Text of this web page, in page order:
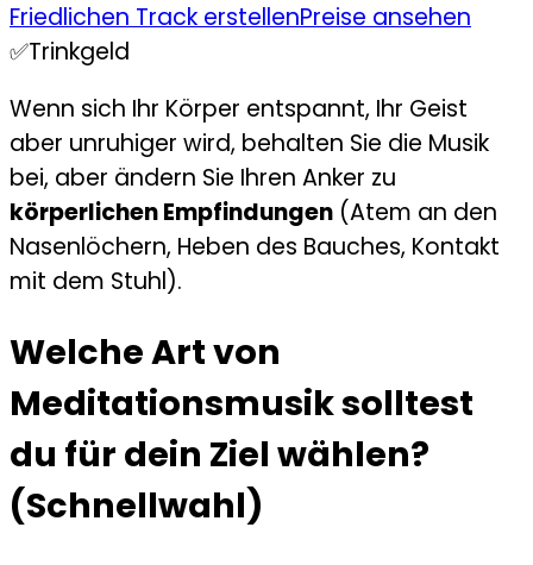
Friedlichen Track erstellenPreise ansehen
✅Trinkgeld
Wenn sich Ihr Körper entspannt, Ihr Geist
aber unruhiger wird, behalten Sie die Musik
bei, aber ändern Sie Ihren Anker zu
körperlichen Empfindungen (Atem an den
Nasenlöchern, Heben des Bauches, Kontakt
mit dem Stuhl).
Welche Art von
Meditationsmusik solltest
du für dein Ziel wählen?
(Schnellwahl)